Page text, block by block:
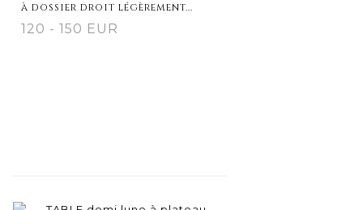
à dossier droit légèrement...
120 - 150 EUR